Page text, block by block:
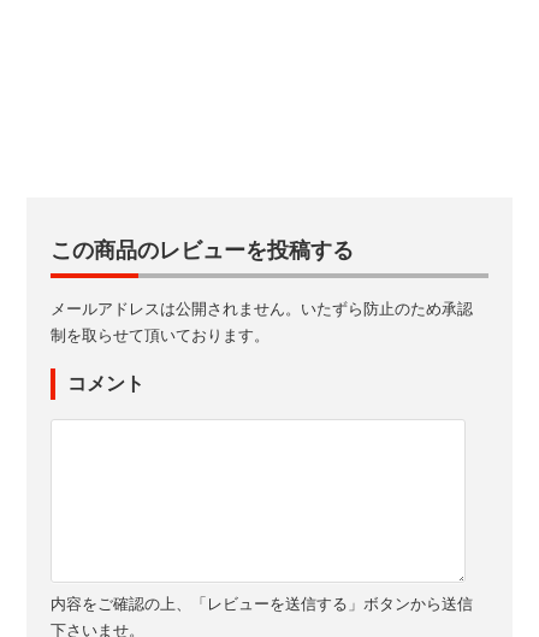
この商品のレビューを投稿する
メールアドレスは公開されません。いたずら防止のため承認
制を取らせて頂いております。
コメント
内容をご確認の上、「レビューを送信する」ボタンから送信
下さいませ。